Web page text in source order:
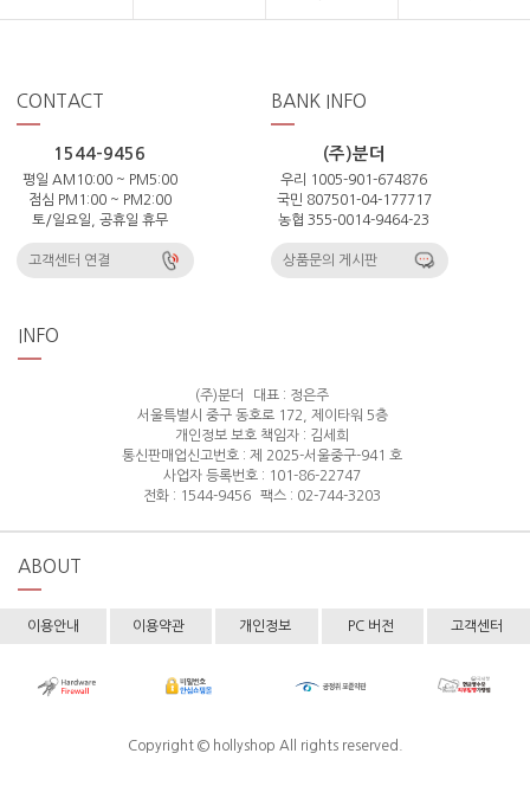
CONTACT
1544-9456
평일 AM10:00 ~ PM5:00
점심 PM1:00 ~ PM2:00
토/일요일, 공휴일 휴무
고객센터 연결
BANK INFO
(주)분더
우리 1005-901-674876
국민 807501-04-177717
농협 355-0014-9464-23
상품문의 게시판
INFO
(주)분더
대표 : 정은주
서울특별시 중구 동호로 172, 제이타워 5층
개인정보 보호 책임자 : 김세희
통신판매업신고번호 : 제 2025-서울중구-941 호
사업자 등록번호 : 101-86-22747
전화 : 1544-9456
팩스 : 02-744-3203
ABOUT
이용안내 이용약관 개인정보 PC 버전 고객센터
Copyright © hollyshop All rights reserved.